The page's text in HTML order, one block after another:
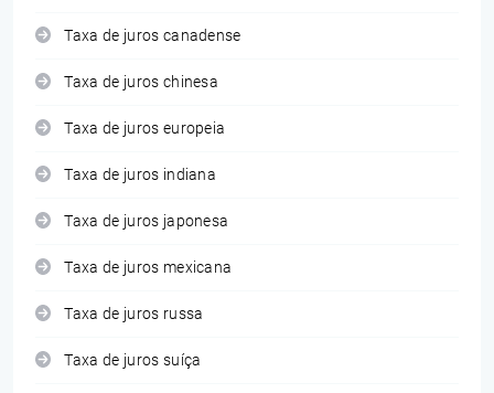
Taxa de juros canadense
Taxa de juros chinesa
Taxa de juros europeia
Taxa de juros indiana
Taxa de juros japonesa
Taxa de juros mexicana
Taxa de juros russa
Taxa de juros suíça